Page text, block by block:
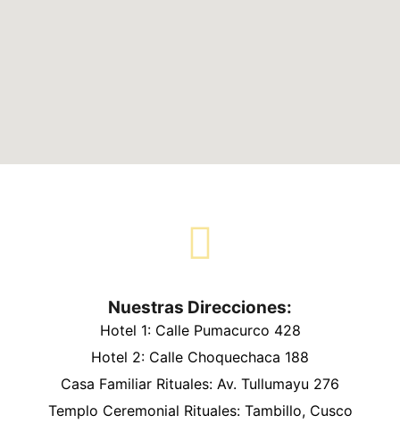
Nuestras Direcciones:
Hotel 1: Calle Pumacurco 428
Hotel 2: Calle Choquechaca 188
Casa Familiar Rituales: Av. Tullumayu 276
Templo Ceremonial Rituales: Tambillo, Cusco